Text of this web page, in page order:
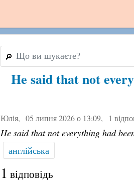
🔎
He said that not
Юлія, 05 липня 2026 о 13:09, 1
He said that not everything had
англійська
1 відповідь